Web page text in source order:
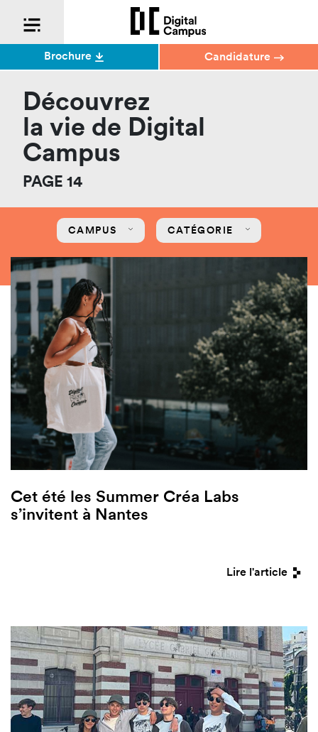
Découvrez
la vie de Digital
Campus
PAGE 14
CAMPUS CATÉGORIE
Cet été les Summer Créa Labs
s’invitent à Nantes
Lire l'article
Brochure Candidature